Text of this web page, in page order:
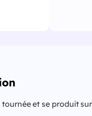
et se produit